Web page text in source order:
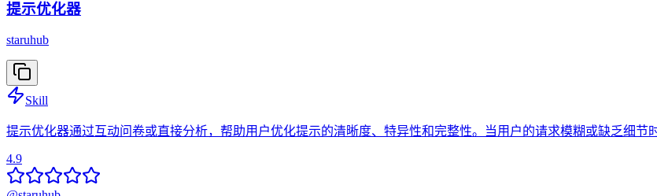
提示优化器
staruhub
Skill
提示优化器通过互动问卷或直接分析，帮助用户优化提示的清晰度、特异性和完整性。当用户的请求模糊或缺乏细节
4.9